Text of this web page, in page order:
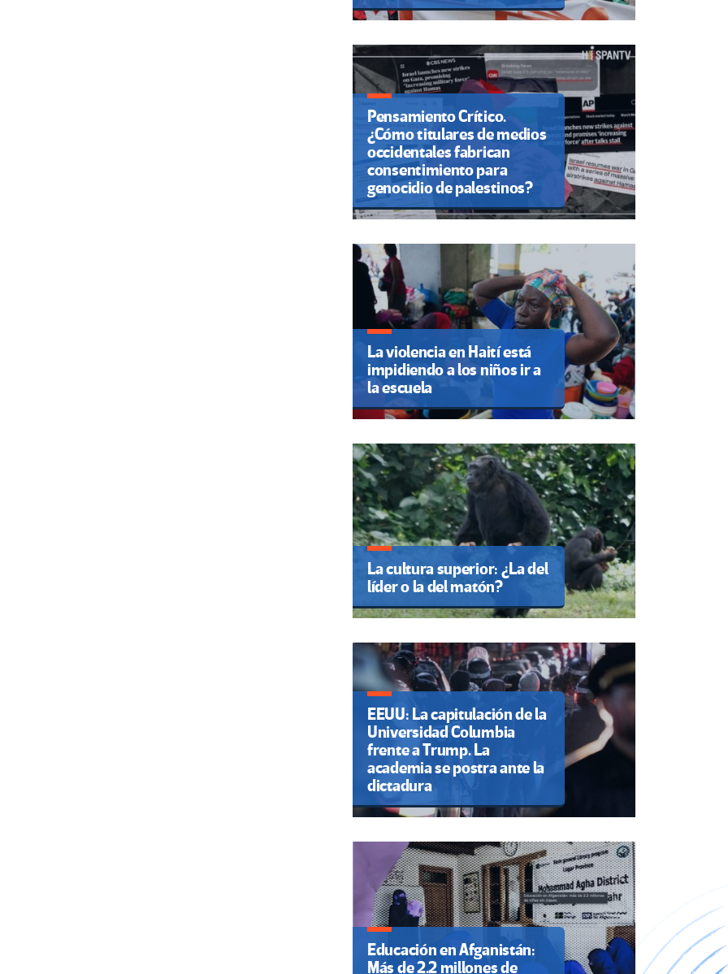
Pensamiento Crítico.
¿Cómo titulares de medios
occidentales fabrican
consentimiento para
genocidio de palestinos?
La violencia en Haití está
impidiendo a los niños ir a
la escuela
La cultura superior: ¿La del
líder o la del matón?
EEUU: La capitulación de la
Universidad Columbia
frente a Trump. La
academia se postra ante la
dictadura
Educación en Afganistán:
Más de 2.2 millones de